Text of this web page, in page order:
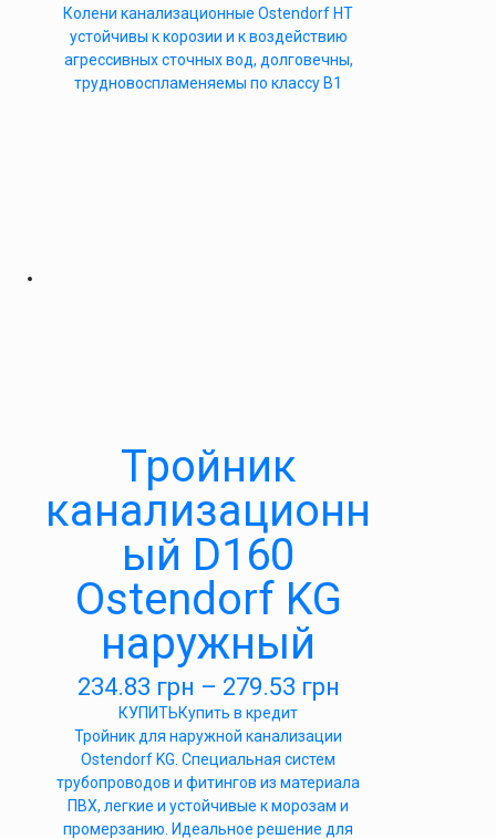
Колени канализационные Ostendorf HT
устойчивы к корозии и к воздействию
агрессивных сточных вод, долговечны,
трудновоспламеняемы по классу B1
Тройник
канализационн
ый D160
Ostendorf KG
наружный
234.83 грн – 279.53 грн
КУПИТЬКупить в кредит
Тройник для наружной канализации
Ostendorf KG. Специальная систем
трубопроводов и фитингов из материала
ПВХ, легкие и устойчивые к морозам и
промерзанию. Идеальное решение для